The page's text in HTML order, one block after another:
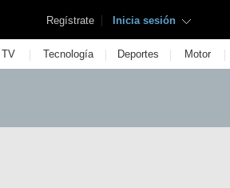
Regístrate | Inicia sesión
TV | Tecnología | Deportes | Motor |